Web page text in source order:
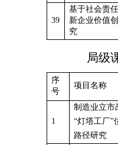
39
基于社会责
新企业价值
究
局级
序
号
项目名称
1
制造业立市
“灯塔工厂”
路径研究